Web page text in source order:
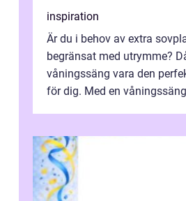
inspiration
Är du i behov av extra
begränsat med utrymme?
våningssäng vara den
för dig. Med en